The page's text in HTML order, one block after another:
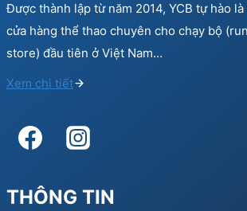
Được thành lập từ năm 2014, YCB tự hào
cửa hàng thể thao chuyên cho chạy bộ
store) đầu tiên ở Việt Nam…
Xem chi tiết
THÔNG TIN